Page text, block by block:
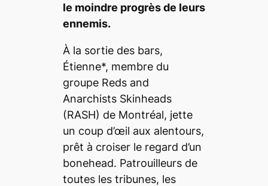
le moindre progrès de leurs
ennemis.
À la sortie des bars,
Étienne*, membre du
groupe Reds and
Anarchists Skinheads
(RASH) de Montréal, jette
un coup d’œil aux alentours,
prêt à croiser le regard d’un
bonehead. Patrouilleurs de
toutes les tribunes, les